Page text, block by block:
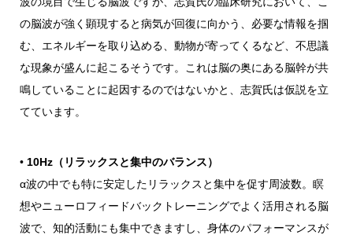
の脳波が強く顕現すると病気が回復に向かう、必要な情報を掴
む、エネルギーを取り込める、動物が寄ってくるなど、不思議
な現象が盛んに起こるそうです。これは脳の奥にある脳幹が共
鳴していることに起因するのではないかと、志賀氏は仮説を立
てています。
• 10Hz（リラックスと集中のバランス）
α波の中でも特に安定したリラックスと集中を促す周波数。瞑
想やニューロフィードバックトレーニングでよく活用される脳
波で、知的活動にも集中できますし、身体のパフォーマンスが